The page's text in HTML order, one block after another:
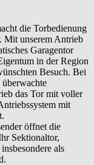
die Torbedienung
Mit unserem Antrieb
Garagentor
in der Region
Besuch. Bei
das Tor mit voller
mit
öffnet die
Sektionaltor,
als